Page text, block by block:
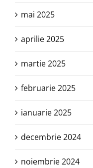
mai 2025
aprilie 2025
martie 2025
februarie 2025
ianuarie 2025
decembrie 2024
noiembrie 2024